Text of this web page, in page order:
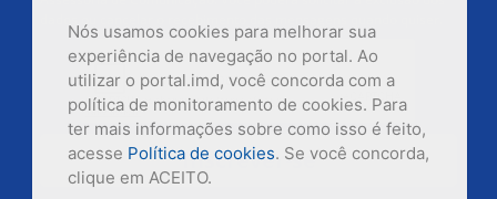
Nós usamos cookies para melhorar sua
experiência de navegação no portal. Ao
utilizar o portal.imd, você concorda com a
política de monitoramento de cookies. Para
ter mais informações sobre como isso é feito,
acesse Política de cookies. Se você concorda,
clique em ACEITO.
Inscrever-se